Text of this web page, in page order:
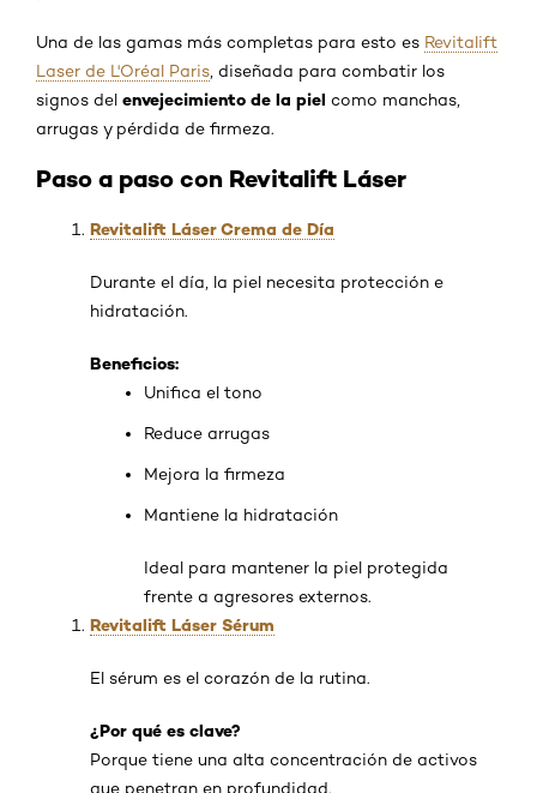
Una de las gamas más completas para esto es Revitalift
Laser de L'Oréal Paris , diseñada para combatir los
signos del envejecimiento de la piel como manchas,
arrugas y pérdida de firmeza.
Paso a paso con Revitalift Láser
Revitalift Láser Crema de Día
Durante el día, la piel necesita protección e
hidratación.
Beneficios:
Unifica el tono
Reduce arrugas
Mejora la firmeza
Mantiene la hidratación
Ideal para mantener la piel protegida
frente a agresores externos.
Revitalift Láser Sérum
El sérum es el corazón de la rutina.
¿Por qué es clave?
Porque tiene una alta concentración de activos
que penetran en profundidad.